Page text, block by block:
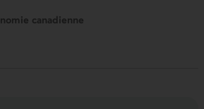
canadienne